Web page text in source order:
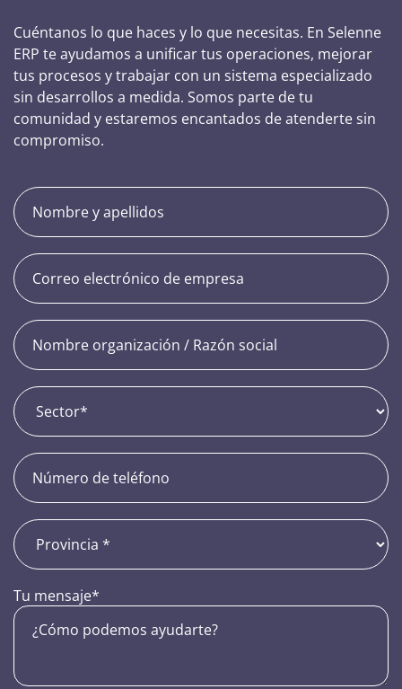
Cuéntanos lo que haces y lo que necesitas. En Selenne
ERP te ayudamos a unificar tus operaciones, mejorar
tus procesos y trabajar con un sistema especializado
sin desarrollos a medida. Somos parte de tu
comunidad y estaremos encantados de atenderte sin
compromiso.
Tu mensaje*